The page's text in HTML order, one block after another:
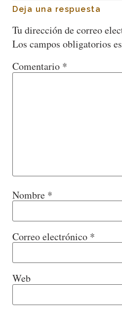
Deja una respuesta
Tu dirección de correo
Los campos obligatorios
Comentario *
Nombre *
Correo electrónico *
Web